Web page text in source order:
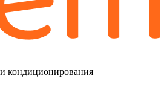
кондиционирования